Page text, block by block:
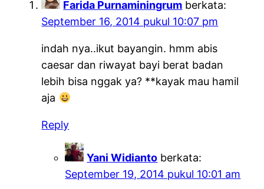
Farida Purnaminingrum berkata:
September 16, 2014 pukul 10:07 pm
indah nya..ikut bayangin. hmm abis
caesar dan riwayat bayi berat badan
lebih bisa nggak ya? **kayak mau hamil
aja
Reply
Yani Widianto berkata:
September 19, 2014 pukul 10:01 am